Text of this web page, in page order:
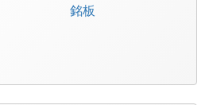
銘板